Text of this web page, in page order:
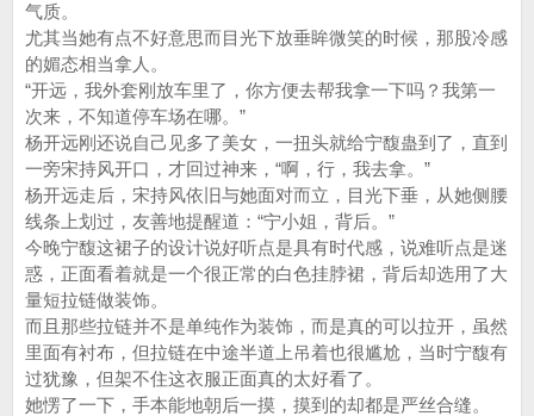
气质。
尤其当她有点不好意思而目光下放垂眸微笑的时候，那股冷感
的媚态相当拿人。
“开远，我外套刚放车里了，你方便去帮我拿一下吗？我第一
次来，不知道停车场在哪。”
杨开远刚还说自己见多了美女，一扭头就给宁馥蛊到了，直到
一旁宋持风开口，才回过神来，“啊，行，我去拿。”
杨开远走后，宋持风依旧与她面对而立，目光下垂，从她侧腰
线条上划过，友善地提醒道：“宁小姐，背后。”
今晚宁馥这裙子的设计说好听点是具有时代感，说难听点是迷
惑，正面看着就是一个很正常的白色挂脖裙，背后却选用了大
量短拉链做装饰。
而且那些拉链并不是单纯作为装饰，而是真的可以拉开，虽然
里面有衬布，但拉链在中途半道上吊着也很尴尬，当时宁馥有
过犹豫，但架不住这衣服正面真的太好看了。
她愣了一下，手本能地朝后一摸，摸到的却都是严丝合缝。